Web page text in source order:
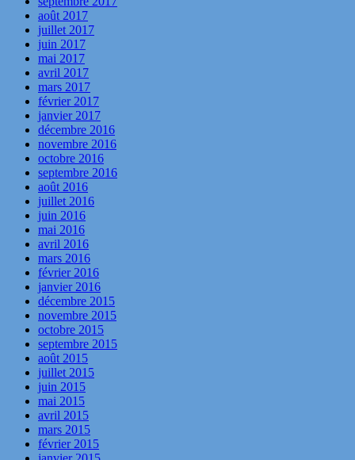
août 2017
juillet 2017
juin 2017
mai 2017
avril 2017
mars 2017
février 2017
janvier 2017
décembre 2016
novembre 2016
octobre 2016
septembre 2016
août 2016
juillet 2016
juin 2016
mai 2016
avril 2016
mars 2016
février 2016
janvier 2016
décembre 2015
novembre 2015
octobre 2015
septembre 2015
août 2015
juillet 2015
juin 2015
mai 2015
avril 2015
mars 2015
février 2015